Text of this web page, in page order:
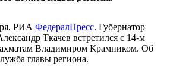
РИА ФедералПресс. Губернатор
Ткачев встретился с 14-м
Владимиром Крамником. Об
главы региона.